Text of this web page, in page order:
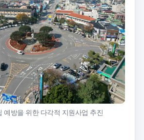
예방을 위한 다각적 지원사업 추진